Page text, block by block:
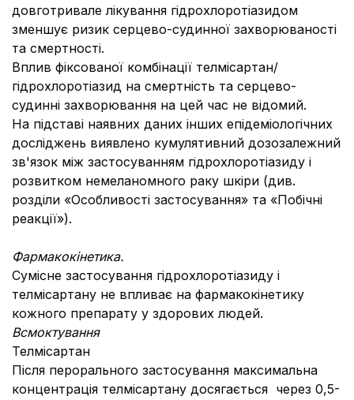
довготривале лікування гідрохлоротіазидом
зменшує ризик серцево-судинної захворюваності
та смертності.
Вплив фіксованої комбінації телмісартан/
гідрохлоротіазид на смертність та серцево-
судинні захворювання на цей час не відомий.
На підставі наявних даних інших епідеміологічних
досліджень виявлено кумулятивний дозозалежний
зв'язок між застосуванням гідрохлоротіазиду і
розвитком немеланомного раку шкіри (див.
розділи «Особливості застосування» та «Побічні
реакції»).
Фармакокінетика.
Сумісне застосування гідрохлоротіазиду і
телміcартану не впливає на фармакокінетику
кожного препарату у здорових людей.
Всмоктування
Телміcартан
Після перорального застосування максимальна
концентрація телміcартану досягається через 0,5-